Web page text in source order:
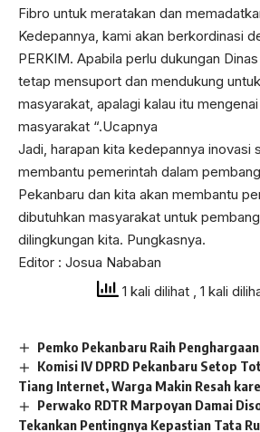
Fibro untuk meratakan dan
Kedepannya, kami akan berkordinasi
PERKIM. Apabila perlu dukungan
tetap mensuport dan mendukung
masyarakat, apalagi kalau itu
masyarakat “.Ucapnya
Jadi, harapan kita kedepannya inovasi
membantu pemerintah dalam
Pekanbaru dan kita akan membantu
dibutuhkan masyarakat untuk
dilingkungan kita. Pungkasnya.
Editor : Josua Nababan
1 kali dilihat
, 1 kali
Pemko Pekanbaru Raih
Komisi IV DPRD Pekanbaru Setop
Tiang Internet, Warga Makin Resah
Perwako RDTR Marpoyan Damai
Tekankan Pentingnya Kepastian Tata